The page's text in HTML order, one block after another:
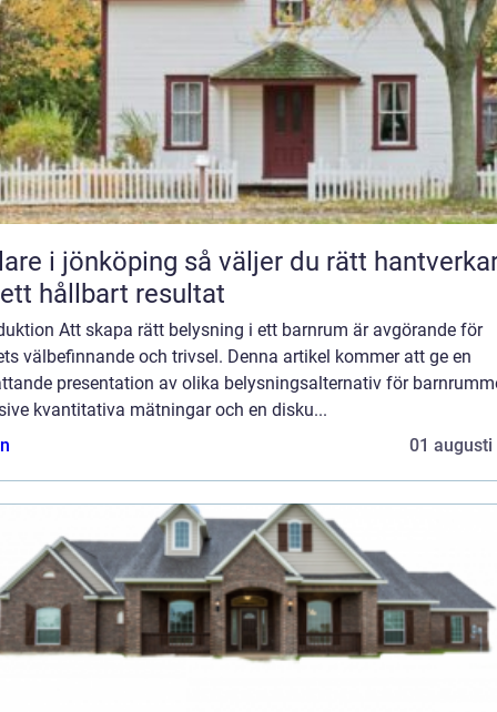
så väljer du rätt hantverkare
hållbart resultat
Att skapa rätt belysning i ett barnrum är avgörande för
välbefinnande och trivsel. Denna artikel kommer att ge en
presentation av olika belysningsalternativ för
kvantitativa mätningar och en disku...
01 augusti